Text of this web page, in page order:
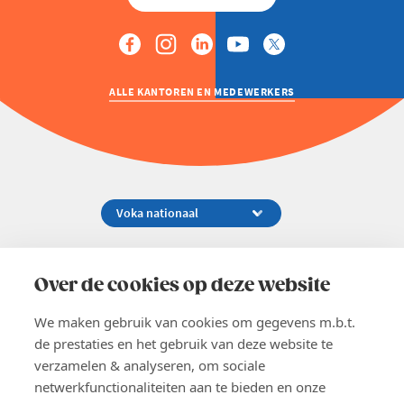
Over de cookies op deze website
We maken gebruik van cookies om gegevens m.b.t.
de prestaties en het gebruik van deze website te
verzamelen & analyseren, om sociale
netwerkfunctionaliteiten aan te bieden en onze
ALLE KANTOREN EN MEDEWERKERS
02 229 81 11